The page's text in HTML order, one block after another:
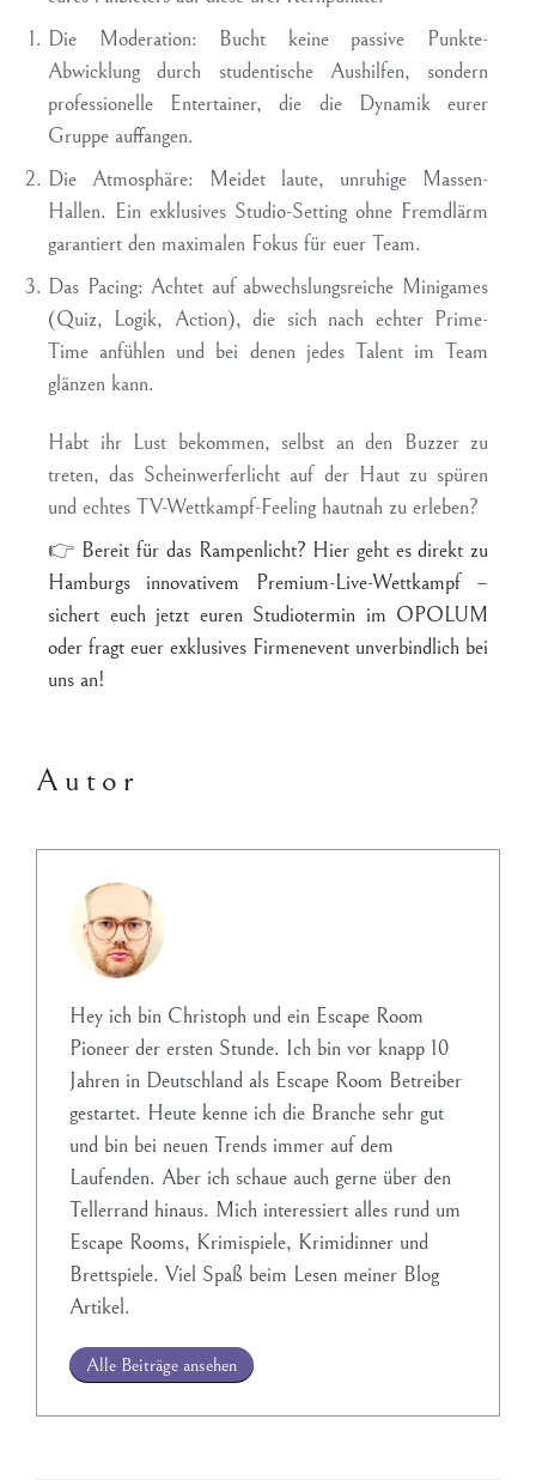
Die Moderation: Bucht keine passive Punkte-
Abwicklung durch studentische Aushilfen, sondern
professionelle Entertainer, die die Dynamik eurer
Gruppe auffangen.
Die Atmosphäre: Meidet laute, unruhige Massen-
Hallen. Ein exklusives Studio-Setting ohne Fremdlärm
garantiert den maximalen Fokus für euer Team.
Das Pacing: Achtet auf abwechslungsreiche Minigames
(Quiz, Logik, Action), die sich nach echter Prime-
Time anfühlen und bei denen jedes Talent im Team
glänzen kann.
Habt ihr Lust bekommen, selbst an den Buzzer zu
treten, das Scheinwerferlicht auf der Haut zu spüren
und echtes TV-Wettkampf-Feeling hautnah zu erleben?
👉 Bereit für das Rampenlicht? Hier geht es direkt zu
Hamburgs innovativem Premium-Live-Wettkampf –
sichert euch jetzt euren Studiotermin im OPOLUM
oder fragt euer exklusives Firmenevent unverbindlich bei
uns an!
Autor
Hey ich bin Christoph und ein Escape Room
Pioneer der ersten Stunde. Ich bin vor knapp 10
Jahren in Deutschland als Escape Room Betreiber
gestartet. Heute kenne ich die Branche sehr gut
und bin bei neuen Trends immer auf dem
Laufenden. Aber ich schaue auch gerne über den
Tellerrand hinaus. Mich interessiert alles rund um
Escape Rooms, Krimispiele, Krimidinner und
Brettspiele. Viel Spaß beim Lesen meiner Blog
Artikel.
Alle Beiträge ansehen